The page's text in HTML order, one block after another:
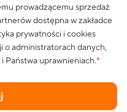
prowadzącemu sprzedaż
dostępna w zakładce
prywatności i cookies
o administratorach danych,
Państwa uprawnieniach.*